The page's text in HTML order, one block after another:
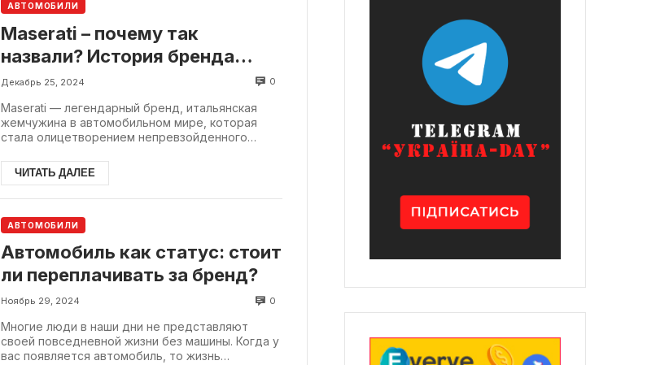
АВТОМОБИЛИ
Maserati – почему так
назвали? История бренда
Мазерати
Декабрь 25, 2024 0
Maserati — легендарный бренд, итальянская
жемчужина в автомобильном мире, которая
стала олицетворением непревзойденного
ЧИТАТЬ ДАЛЕЕ
АВТОМОБИЛИ
Автомобиль как статус: стоит
ли переплачивать за бренд?
Ноябрь 29, 2024 0
Многие люди в наши дни не представляют
своей повседневной жизни без машины. Когда у
вас появляется автомобиль, то жизнь